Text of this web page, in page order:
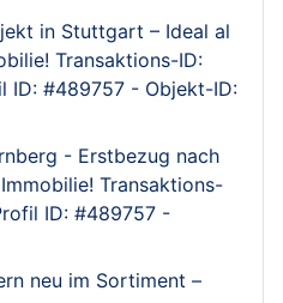
in Stuttgart – Ideal al
Transaktions-ID:
ID: #489757 - Objekt-ID:
- Erstbezug nach
Transaktions-
ID: #489757 -
neu im Sortiment –